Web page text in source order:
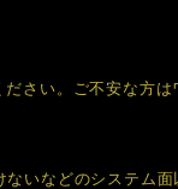
さい。ご不安な方は
いなどのシステム面